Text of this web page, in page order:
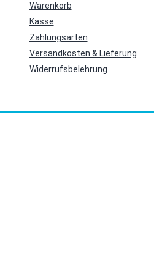
Warenkorb
Kasse
Zahlungsarten
Versandkosten & Lieferung
Widerrufsbelehrung